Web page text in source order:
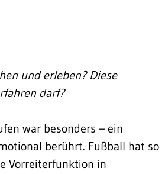
und erleben? Diese
darf?
war besonders – ein
berührt. Fußball hat so
Vorreiterfunktion in